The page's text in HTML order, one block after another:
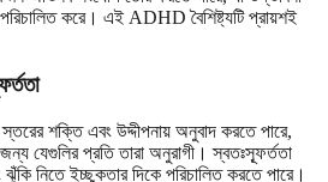
পরিচালিত করে। এই ADHD বৈশিষ্ট্যটি প্রায়শই
শক্তি এবং উদ্দীপনায় অনুবাদ করতে পারে,
জন্য যেগুলির প্রতি তারা অনুরাগী। স্বতঃস্ফূর্ততা
নিতে ইচ্ছুকতার দিকে পরিচালিত করতে পারে।